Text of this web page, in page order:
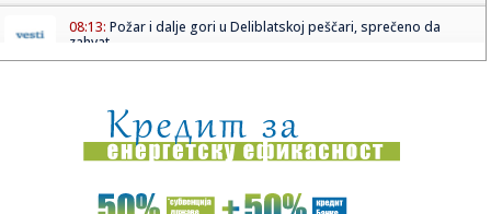
08:13: Požar i dalje gori u Deliblatskoj peščari, sprečeno da
zahvat...
08:11:Kaucija za flaše i limenke u Srbiji: Kako će funkcionisati
depo...
08:08:Stručnjak upozorava: Ove navike mogu biti okidač za